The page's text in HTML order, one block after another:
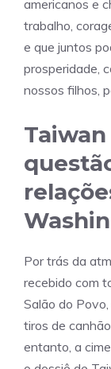
americanos e
trabalho,
e que juntos
prosperidade,
nossos filhos,
Por trás da
recebido com
Salão do
tiros de
entanto, a